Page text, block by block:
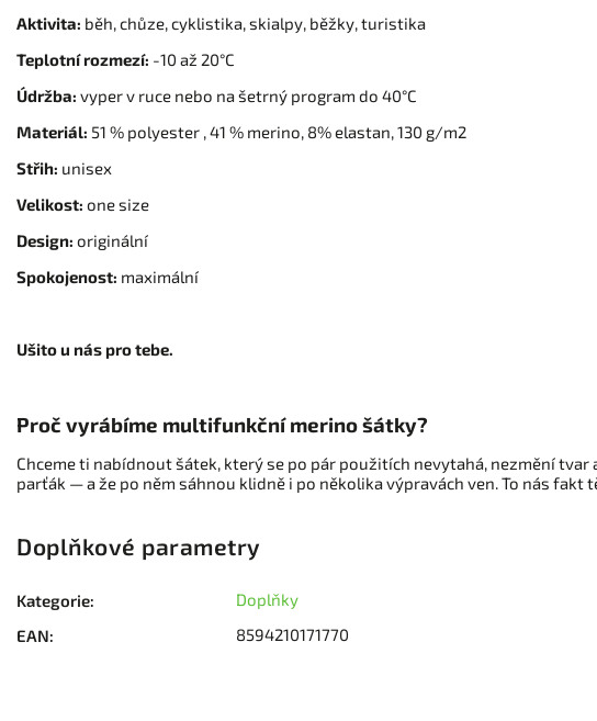
Aktivita: běh, chůze, cyklistika, skialpy, běžky, turistika
Teplotní rozmezí: -10 až 20°C
Údržba: vyper v ruce nebo na šetrný program do 40°C
Materiál: 51 % polyester , 41 % merino, 8% elastan, 130 g/m2
Střih: unisex
Velikost: one size
Design: originální
Spokojenost: maximální
Ušito u nás pro tebe.
Proč vyrábíme multifunkční merino šátky?
Chceme ti nabídnout šátek, který se po pár použitích nevytahá, nezmění
parťák — a že po něm sáhnou klidně i po několika výpravách ven. To nás
Doplňkové parametry
Kategorie:
Doplňky
EAN: 8594210171770